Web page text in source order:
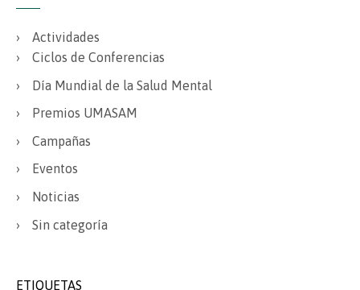
Actividades
Ciclos de Conferencias
Día Mundial de la Salud Mental
Premios UMASAM
Campañas
Eventos
Noticias
Sin categoría
ETIQUETAS